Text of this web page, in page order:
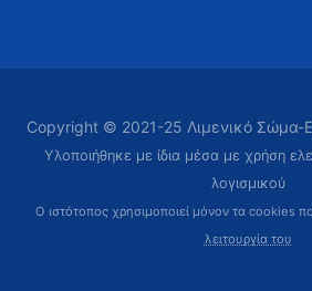
Copyright © 2021-25 Λιμενικό Σώμα-
Υλοποιήθηκε με ίδια μέσα με χρήση
λογισμικού
Ο ιστότοπος χρησιμοποιεί μόνον τα cookies
λειτουργία του